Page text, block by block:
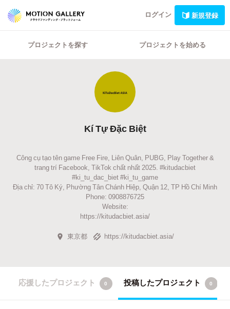
ログイン 新規登録
プロジェクトを探す プロジェクトを始める
Kí Tự Đặc Biệt
Công cụ tạo tên game Free Fire, Liên Quân, PUBG, Play Together &
trang trí Facebook, TikTok chất nhất 2025. #kitudacbiet
#ki_tu_dac_biet #ki_tu_game
Địa chỉ: 70 Tô Ký, Phường Tân Chánh Hiệp, Quận 12, TP Hồ Chí Minh
Phone: 0908876725
Website:
https://kitudacbiet.asia/
東京都 https://kitudacbiet.asia/
応援したプロジェクト 0 投稿したプロジェクト 0